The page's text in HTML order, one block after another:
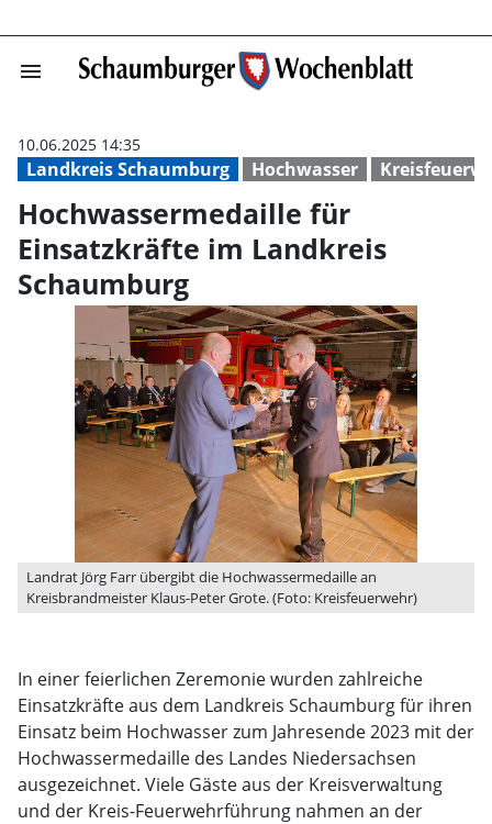
menu
Landkreis Schaumburg Hochwasser
10.06.2025 14:35
Hochwassermedaille für
Einsatzkräfte im Landkreis
Schaumburg
Landrat Jörg Farr übergibt die Hochwassermedaille an
Kreisbrandmeister Klaus-Peter Grote. (Foto: Kreisfeuerwehr)
In einer feierlichen Zeremonie wurden zahlreiche
Einsatzkräfte aus dem Landkreis Schaumburg für ihren
Einsatz beim Hochwasser zum Jahresende 2023 mit der
Hochwassermedaille des Landes Niedersachsen
ausgezeichnet. Viele Gäste aus der Kreisverwaltung
und der Kreis-Feuerwehrführung nahmen an der